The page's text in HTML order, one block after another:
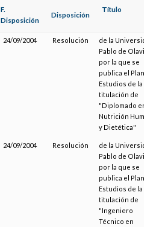
F.
Disposición
Disposición
Título
24/09/2004 Resolución
de la Universidad
Pablo de Olavide,
por la que se
publica el Plan de
Estudios de la
titulación de
"Diplomado en
Nutrición Humana
y Dietética"
24/09/2004 Resolución
de la Universidad
Pablo de Olavide,
por la que se
publica el Plan de
Estudios de la
titulación de
"Ingeniero
Técnico en